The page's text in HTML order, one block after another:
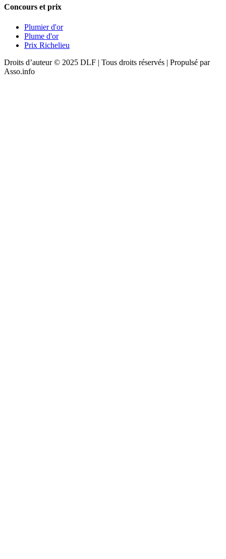
Concours et prix
Plumier d'or
Plume d'or
Prix Richelieu
Droits d’auteur © 2025 DLF | Tous droits réservés | Propulsé par
Asso.info